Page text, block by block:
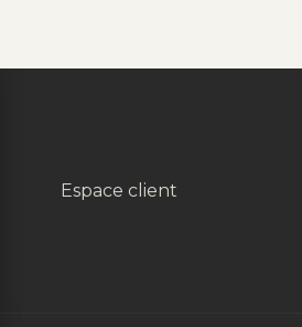
Espace client